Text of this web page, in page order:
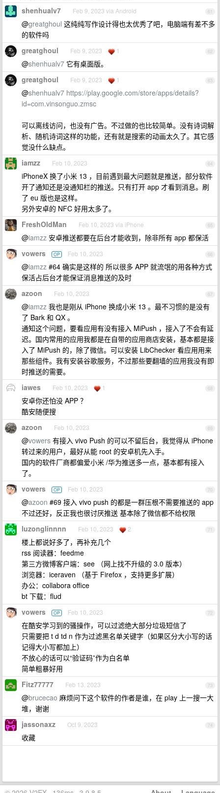
61
shenhualv7 Feb 9, 2023 via Android
@greatghoul 这纯纯写作设计得也太优秀了吧，电脑端有差不多
的软件吗
62
greatghoul Feb 9, 2023 1
@shenhualv7 它有桌面版。
63
greatghoul Feb 9, 2023 1
@shenhualv7 https://play.google.com/store/apps/details?
id=com.vinsonguo.zmsc
可以离线访问，也没有广告。不过做的也比较简单。没有诗词解
析、随机诗词这样的功能，还有就是搜索的动画太久了。其它感
觉没什么缺点。
64
iamzz Feb 10, 2023
iPhoneX 换了小米 13 ，目前遇到最大问题就是推送，部分软件
开了通知还是没通知栏的推送。只有打开 app 才看到消息。刷
了 eu 版也是这样。
另外安卓的 NFC 好用太多了。
65
FreshOldMan Feb 10, 2023 via iPhone
@iamzz 安卓推送都要在后台才能收到，除非所有 app 都保活
66
vowers OP Feb 10, 2023
@iamzz #64 确实是这样的 所以很多 APP 就流氓的用各种方式
保活占后台才能保证消息推送的及时
67
azoon Feb 10, 2023
@iamzz 我也是刚从 iPhone 换成小米 13 。最不习惯的是没有
了 Bark 和 QX 。
通知这个问题，要看应用有没有接入 MiPush ，接入了不会有延
迟。国内常用的应用我都是在自带的应用商店安装，基本都是接
入了 MiPush 的，除了微信。可以安装 LibChecker 看应用用来
那些组件。我有安装谷歌服务，不过那些要翻墙的应用我没有即
时推送的需要。
68
iawes Feb 10, 2023 1
安卓你还怕没 APP ？
酷安随便搜
69
azoon Feb 10, 2023
@vowers 有接入 vivo Push 的可以不留后台，我觉得从 iPhone
转过来的用户，最好从能 root 的安卓机先入手。
国内的软件厂商都偏爱小米 /华为推送多一点，基本都有接入
了。
70
vowers OP Feb 10, 2023
@azoon #69 接入 vivo push 的都是一群压根不需要推送的 app
不过还好，反正我也很讨厌推送 基本除了微信都不给权限
71
luzonglinnnn Feb 10, 2023 2
楼上都说好多了，再补充几个
rss 阅读器：feedme
第三方微博客户端：see （网上找不升级的 3.0 版本）
浏览器：iceraven （基于 Firefox ，支持更多扩展）
办公：collabora office
bt 下载：flud
72
vowers OP Feb 10, 2023
在酷安学习到的骚操作，可以过滤绝大部分垃圾短信了
只需要把 t d td n 作为过滤黑名单关键字（如果区分大小写的话
记得大小写都加上）
不放心的话可以“验证码”作为白名单
简单粗暴好用
73
Fitz77777 Feb 13, 2023
@brucecao 麻烦问下这个软件的作者是谁，在 play 上一搜一大
堆，谢谢
74
jassonaxz Oct 9, 2023
收藏